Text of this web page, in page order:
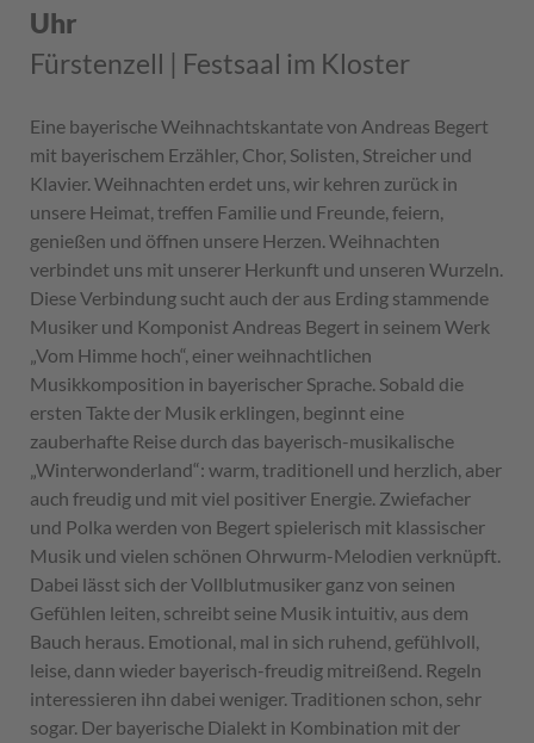
Uhr
Fürstenzell | Festsaal im Kloster
Eine bayerische Weihnachtskantate von Andreas Begert
mit bayerischem Erzähler, Chor, Solisten, Streicher und
Klavier. Weihnachten erdet uns, wir kehren zurück in
unsere Heimat, treffen Familie und Freunde, feiern,
genießen und öffnen unsere Herzen. Weihnachten
verbindet uns mit unserer Herkunft und unseren Wurzeln.
Diese Verbindung sucht auch der aus Erding stammende
Musiker und Komponist Andreas Begert in seinem Werk
„Vom Himme hoch“, einer weihnachtlichen
Musikkomposition in bayerischer Sprache. Sobald die
ersten Takte der Musik erklingen, beginnt eine
zauberhafte Reise durch das bayerisch-musikalische
„Winterwonderland“: warm, traditionell und herzlich, aber
auch freudig und mit viel positiver Energie. Zwiefacher
und Polka werden von Begert spielerisch mit klassischer
Musik und vielen schönen Ohrwurm-Melodien verknüpft.
Dabei lässt sich der Vollblutmusiker ganz von seinen
Gefühlen leiten, schreibt seine Musik intuitiv, aus dem
Bauch heraus. Emotional, mal in sich ruhend, gefühlvoll,
leise, dann wieder bayerisch-freudig mitreißend. Regeln
interessieren ihn dabei weniger. Traditionen schon, sehr
sogar. Der bayerische Dialekt in Kombination mit der